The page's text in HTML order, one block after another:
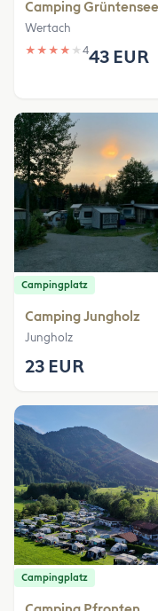
Camping Grüntensee
Wertach
★ ★ ★ ★ ★ 443 EUR
Campingplatz
Camping Jungholz
Jungholz
23 EUR
Campingplatz